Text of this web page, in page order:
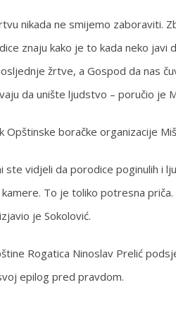
nikada ne smijemo zaboraviti.
znaju kako je to kada neko
žrtve, a Gospod da nas
da unište ljudstvo – poručio je
Opštinske boračke organizacije
ste vidjeli da porodice poginulih i
To je toliko potresna
je Sokolović.
Rogatica Ninoslav Prelić
epilog pred pravdom.